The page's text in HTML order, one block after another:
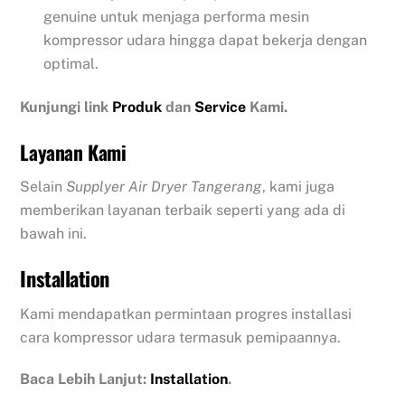
genuine untuk menjaga performa mesin
kompressor udara hingga dapat bekerja dengan
optimal.
Kunjungi link Produk dan Service Kami.
Layanan Kami
Selain Supplyer Air Dryer Tangerang, kami juga
memberikan layanan terbaik seperti yang ada di
bawah ini.
Installation
Kami mendapatkan permintaan progres installasi
cara kompressor udara termasuk pemipaannya.
Baca Lebih Lanjut: Installation.